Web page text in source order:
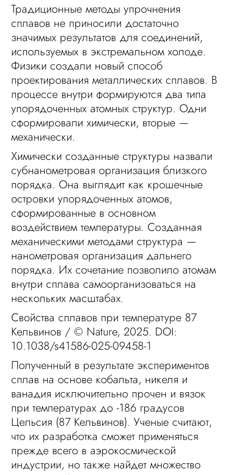
Традиционные методы упрочнения
сплавов не приносили достаточно
значимых результатов для соединений,
используемых в экстремальном холоде.
Физики создали новый способ
проектирования металлических сплавов. В
процессе внутри формируются два типа
упорядоченных атомных структур. Одни
сформировали химически, вторые —
механически.
Химически созданные структуры назвали
субнанометровая организация близкого
порядка. Она выглядит как крошечные
островки упорядоченных атомов,
сформированные в основном
воздействием температуры. Созданная
механическими методами структура —
нанометровая организация дальнего
порядка. Их сочетание позволило атомам
внутри сплава самоорганизоваться на
нескольких масштабах.
Свойства сплавов при температуре 87
Кельвинов / © Nature, 2025. DOI:
10.1038/s41586-025-09458-1
Полученный в результате экспериментов
сплав на основе кобальта, никеля и
ванадия исключительно прочен и вязок
при температурах до -186 градусов
Цельсия (87 Кельвинов). Ученые считают,
что их разработка сможет применяться
прежде всего в аэрокосмической
индустрии, но также найдет множество